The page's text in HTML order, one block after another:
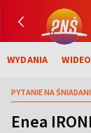
WYDANIA WIDEO
PYTANIE NA
Enea